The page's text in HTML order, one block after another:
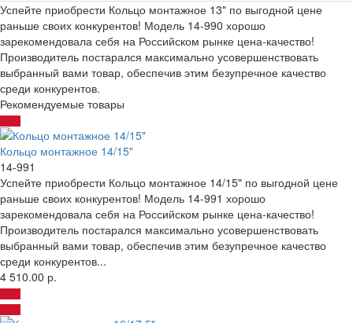
Успейте приобрести Кольцо монтажное 13" по выгодной цене
раньше своих конкурентов! Модель 14-990 хорошо
зарекомендовала себя на Российском рынке цена-качество!
Производитель постарался максимально усовершенствовать
выбранный вами товар, обеспечив этим безупречное качество
среди конкурентов.
Рекомендуемые товары
Кольцо монтажное 14/15"
14-991
Успейте приобрести Кольцо монтажное 14/15" по выгодной цене
раньше своих конкурентов! Модель 14-991 хорошо
зарекомендовала себя на Российском рынке цена-качество!
Производитель постарался максимально усовершенствовать
выбранный вами товар, обеспечив этим безупречное качество
среди конкурентов...
4 510.00 р.